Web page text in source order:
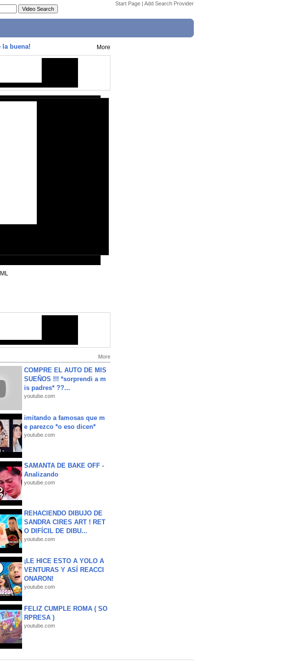
Start Page | Add Search Provider
la buena! More
More
COMPRE EL AUTO DE MIS
SUEÑOS !!! *sorprendi a m
is padres* ??...
youtube.com
imitando a famosas que m
e parezco *o eso dicen*
youtube.com
SAMANTA DE BAKE OFF -
Analizando
youtube.com
REHACIENDO DIBUJO DE
SANDRA CIRES ART ! RET
O DIFÍCIL DE DIBU...
youtube.com
¡LE HICE ESTO A YOLO A
VENTURAS Y ASÍ REACCI
ONARON!
youtube.com
FELIZ CUMPLE ROMA ( SO
RPRESA )
youtube.com